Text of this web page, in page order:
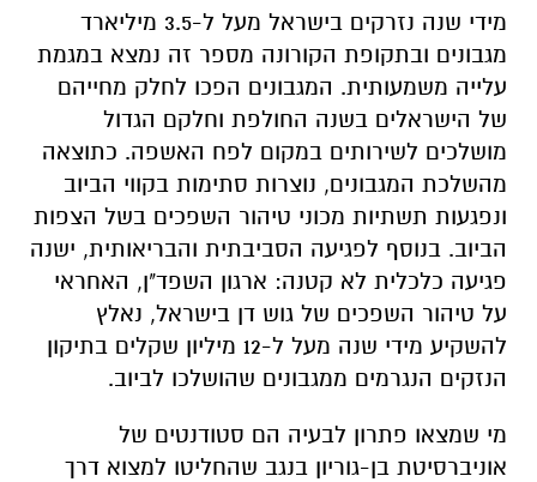
מידי שנה נזרקים בישראל מעל ל-3.5 מיליארד
מגבונים ובתקופת הקורונה מספר זה נמצא במגמת
עלייה משמעותית. המגבונים הפכו לחלק מחייהם
של הישראלים בשנה החולפת וחלקם הגדול
מושלכים לשירותים במקום לפח האשפה. כתוצאה
מהשלכת המגבונים, נוצרות סתימות בקווי הביוב
ונפגעות תשתיות מכוני טיהור השפכים בשל הצפות
הביוב. בנוסף לפגיעה הסביבתית והבריאותית, ישנה
פגיעה כלכלית לא קטנה: ארגון השפד"ן, האחראי
על טיהור השפכים של גוש דן בישראל, נאלץ
להשקיע מידי שנה מעל ל-12 מיליון שקלים בתיקון
הנזקים הנגרמים ממגבונים שהושלכו לביוב.
מי שמצאו פתרון לבעיה הם סטודנטים של
אוניברסיטת בן-גוריון בנגב שהחליטו למצוא דרך